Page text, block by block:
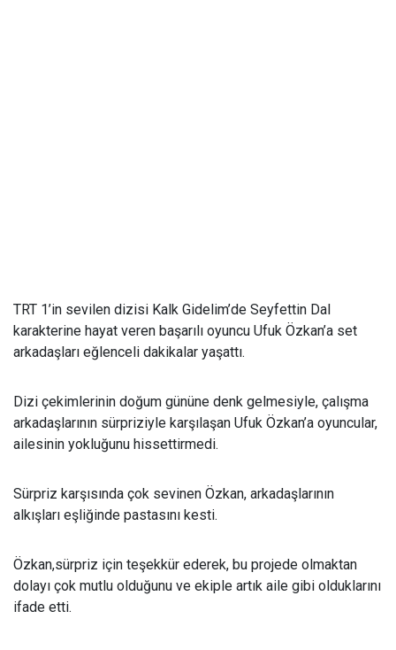
TRT 1’in sevilen dizisi Kalk Gidelim’de Seyfettin Dal
karakterine hayat veren başarılı oyuncu Ufuk Özkan’a set
arkadaşları eğlenceli dakikalar yaşattı.
Dizi çekimlerinin doğum gününe denk gelmesiyle, çalışma
arkadaşlarının sürpriziyle karşılaşan Ufuk Özkan’a oyuncular,
ailesinin yokluğunu hissettirmedi.
Sürpriz karşısında çok sevinen Özkan, arkadaşlarının
alkışları eşliğinde pastasını kesti.
Özkan,sürpriz için teşekkür ederek, bu projede olmaktan
dolayı çok mutlu olduğunu ve ekiple artık aile gibi olduklarını
ifade etti.